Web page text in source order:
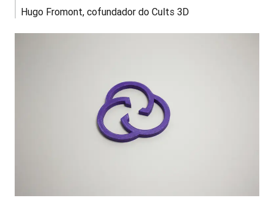
Hugo Fromont, cofundador do Cults 3D